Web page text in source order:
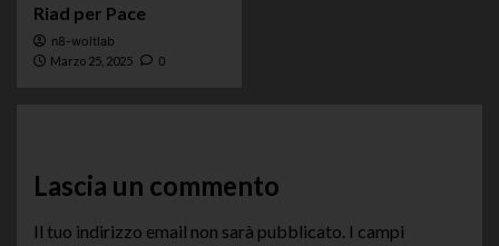
Riad per Pace
n8-woltlab
Marzo 25, 2025 0
Lascia un commento
Il tuo indirizzo email non sarà pubblicato. I campi